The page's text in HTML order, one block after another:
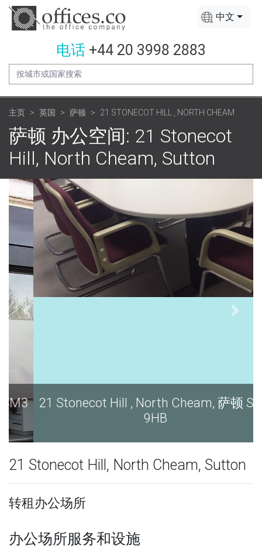
中文
电话 +44 20 3998 2883
主页 英国 萨顿 21 STONECOT HILL , NORTH CHEAM
萨顿 办公空间: 21 Stonecot
Hill, North Cheam, Sutton
21 Stonecot Hill , North Cheam, 萨顿 SM3
21 Stonecot Hill, North Cheam, Sutton
转租办公场所
办公场所服务和设施